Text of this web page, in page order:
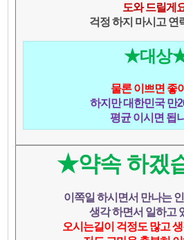
도와 드릴게
걱정 하지 마시고 연
★대상
물론 이쁘면 좋
하지만 대한민국 만
평균 이시면 됩
★약속 하겠
이쪽일 하시면서 만나는
생각 하면서 일하고
오시는길이 걱정도 많고